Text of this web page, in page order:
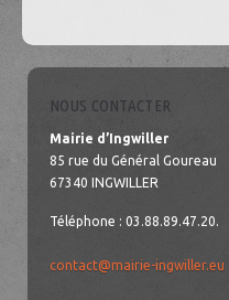
NOUS CONTACTER
Mairie d’Ingwiller
85 rue du Général Goureau
67340 INGWILLER
Téléphone : 03.88.89.47.20.
contact@mairie-ingwiller.eu